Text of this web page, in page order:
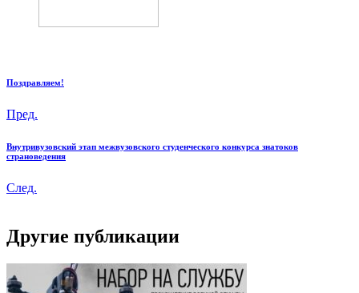
Поздравляем!
Пред.
Внутривузовский этап межвузовского студенческого конкурса знатоков
страноведения
След.
Другие публикации